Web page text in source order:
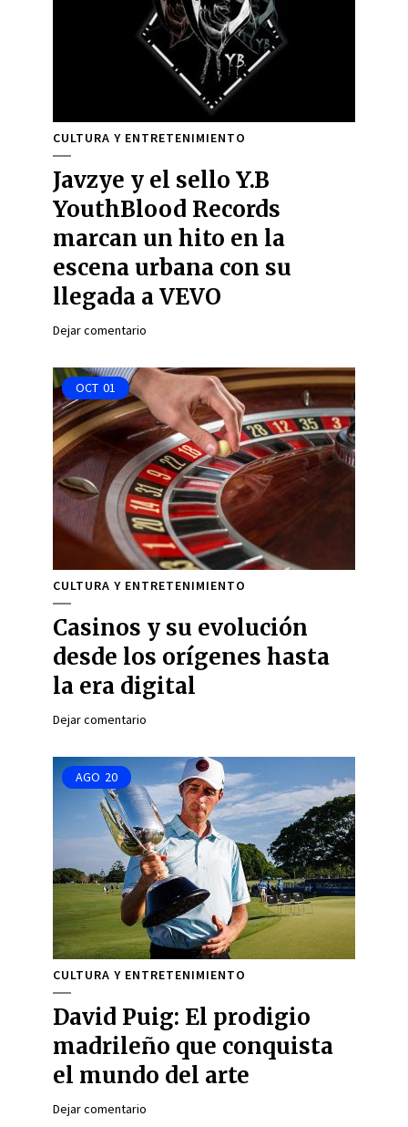
CULTURA Y ENTRETENIMIENTO
Javzye y el sello Y.B
YouthBlood Records
marcan un hito en la
escena urbana con su
llegada a VEVO
Dejar comentario
OCT 01
CULTURA Y ENTRETENIMIENTO
Casinos y su evolución
desde los orígenes hasta
la era digital
Dejar comentario
AGO 20
CULTURA Y ENTRETENIMIENTO
David Puig: El prodigio
madrileño que conquista
el mundo del arte
Dejar comentario